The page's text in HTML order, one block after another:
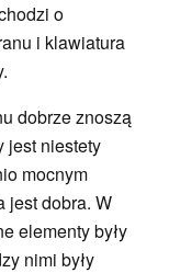
o
i klawiatura
dobrze znoszą
jest niestety
mocnym
jest dobra. W
elementy były
nimi były